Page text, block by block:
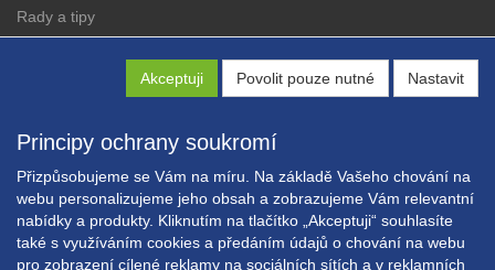
Akceptuji Povolit pouze nutné Nastavit
Principy ochrany soukromí
Přizpůsobujeme se Vám na míru. Na základě Vašeho chování na
webu personalizujeme jeho obsah a zobrazujeme Vám relevantní
nabídky a produkty. Kliknutím na tlačítko „Akceptuji“ souhlasíte
také s využíváním cookies a předáním údajů o chování na webu
pro zobrazení cílené reklamy na sociálních sítích a v reklamních
Rady a tipy
Copyright © EXPRESS ALARM Czech s.r.o.
Powered byABRA E-shop